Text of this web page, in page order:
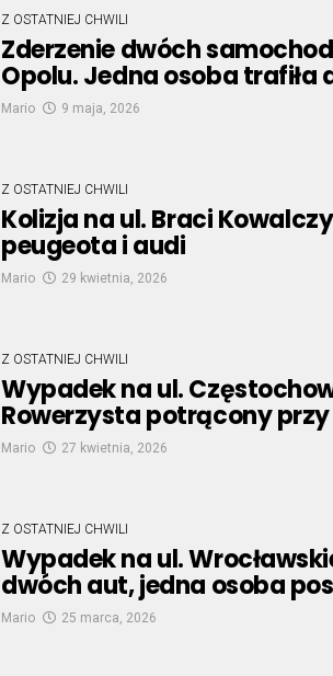
Z OSTATNIEJ CHWILI
Zderzenie dwóch
Opolu. Jedna osoba trafiła
Mario 9 maja, 2026
Z OSTATNIEJ CHWILI
Kolizja na ul. Braci
peugeota i audi
Mario 29 kwietnia, 2026
Z OSTATNIEJ CHWILI
Wypadek na ul.
Rowerzysta potrącony
Mario 27 kwietnia, 2026
Z OSTATNIEJ CHWILI
Wypadek na ul.
dwóch aut, jedna osoba
Mario 25 marca, 2026